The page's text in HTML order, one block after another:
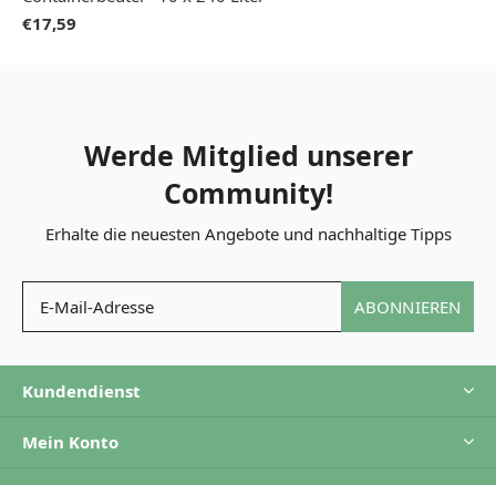
€17,59
Werde Mitglied unserer
Community!
Erhalte die neuesten Angebote und nachhaltige Tipps
ABONNIEREN
Kundendienst
Mein Konto